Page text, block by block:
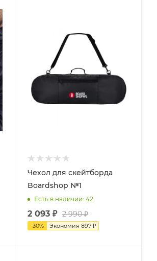
Чехол для скейтборда
Boardshop №1
Есть в наличии: 42
2 093₽ 2 990₽
-30% Экономия 897₽